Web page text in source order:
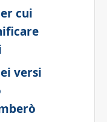
cui
versi